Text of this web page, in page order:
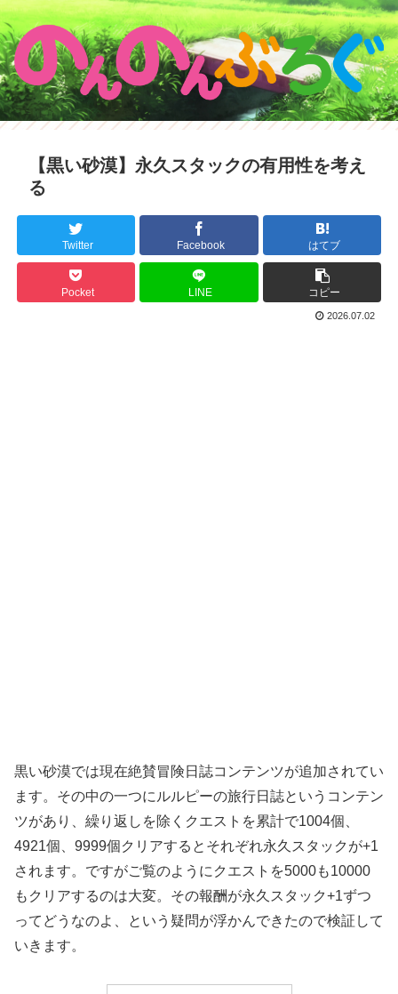
【黒い砂漠】永久スタックの有用性を考え
る
Twitter Facebook はてブ
Pocket LINE コピー
2026.07.02
黒い砂漠では現在絶賛冒険日誌コンテンツが追加されてい
ます。その中の一つにルルピーの旅行日誌というコンテン
ツがあり、繰り返しを除くクエストを累計で1004個、
4921個、9999個クリアするとそれぞれ永久スタックが+1
されます。ですがご覧のようにクエストを5000も10000
もクリアするのは大変。その報酬が永久スタック+1ずつ
ってどうなのよ、という疑問が浮かんできたので検証して
いきます。